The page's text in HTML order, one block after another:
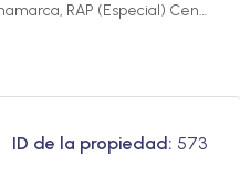
RAP (Especial) Central, Colombia
ID de la propiedad: 573